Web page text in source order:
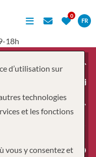
FR
18h
d’utilisation sur
technologies
et les fonctions
vous y consentez et